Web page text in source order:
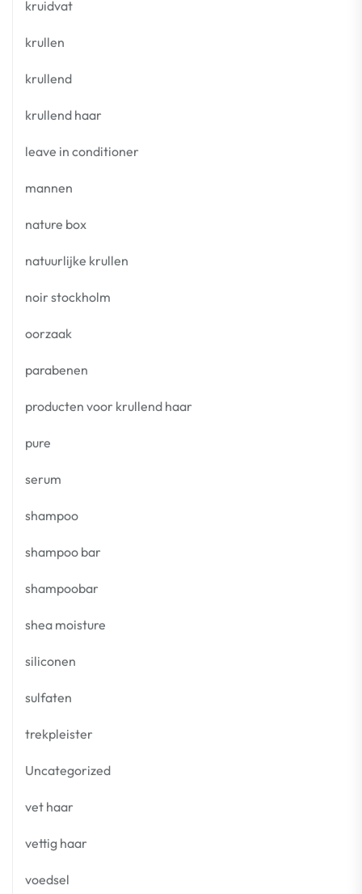
kruidvat
krullen
krullend
krullend haar
leave in conditioner
mannen
nature box
natuurlijke krullen
noir stockholm
oorzaak
parabenen
producten voor krullend haar
pure
serum
shampoo
shampoo bar
shampoobar
shea moisture
siliconen
sulfaten
trekpleister
Uncategorized
vet haar
vettig haar
voedsel